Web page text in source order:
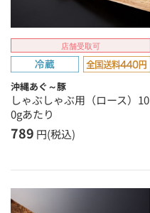
店舗受取可
沖縄あぐ～豚
しゃぶしゃぶ用（ロース）10
0gあたり
789 円(税込)